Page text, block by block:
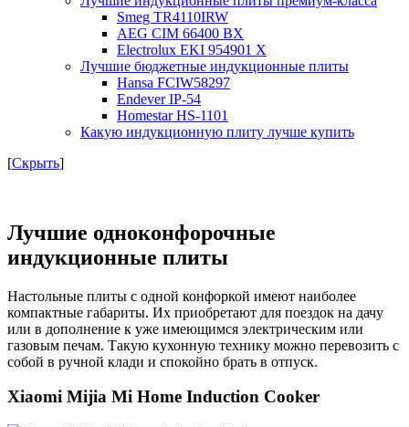
Smeg TR4110IRW
AEG CIM 66400 BX
Electrolux EKI 954901 X
Лучшие бюджетные индукционные плиты
Hansa FCIW58297
Endever IP-54
Homestar HS-1101
Какую индукционную плиту лучше купить
[Скрыть]
Лучшие одноконфорочные
индукционные плиты
Настольные плиты с одной конфоркой имеют наиболее
компактные габариты. Их приобретают для поездок на дачу
или в дополнение к уже имеющимся электрическим или
газовым печам. Такую кухонную технику можно перевозить с
собой в ручной клади и спокойно брать в отпуск.
Xiaomi Mijia Mi Home Induction Cooker